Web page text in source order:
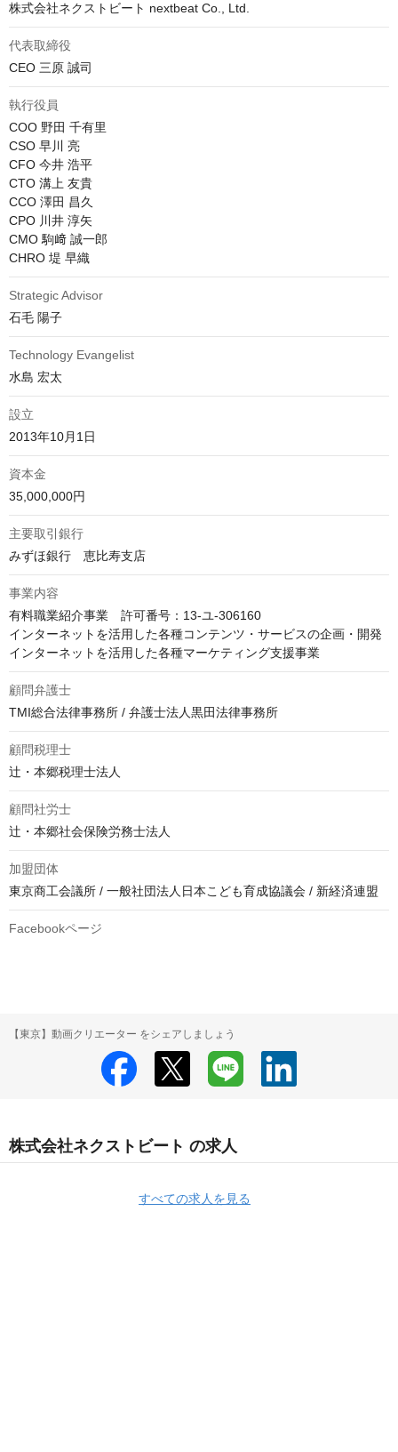
株式会社ネクストビート nextbeat Co., Ltd.
代表取締役
CEO 三原 誠司
執行役員
COO 野田 千有里
CSO 早川 亮
CFO 今井 浩平
CTO 溝上 友貴
CCO 澤田 昌久
CPO 川井 淳矢
CMO 駒﨑 誠一郎
CHRO 堤 早織
Strategic Advisor
石毛 陽子
Technology Evangelist
水島 宏太
設立
2013年10月1日
資本金
35,000,000円
主要取引銀行
みずほ銀行　恵比寿支店
事業内容
有料職業紹介事業　許可番号：13-ユ-306160
インターネットを活用した各種コンテンツ・サービスの企画・開発
インターネットを活用した各種マーケティング支援事業
顧問弁護士
TMI総合法律事務所 / 弁護士法人黒田法律事務所
顧問税理士
辻・本郷税理士法人
顧問社労士
辻・本郷社会保険労務士法人
加盟団体
東京商工会議所 / 一般社団法人日本こども育成協議会 / 新経済連盟
Facebookページ
【東京】動画クリエーター をシェアしましょう
株式会社ネクストビート の求人
すべての求人を見る